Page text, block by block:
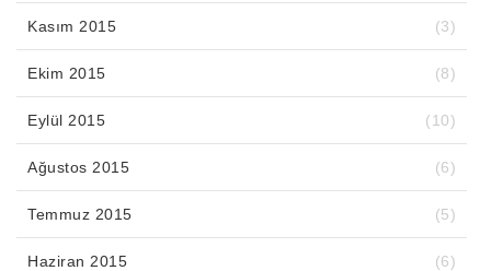
Kasım 2015 (3)
Ekim 2015 (8)
Eylül 2015 (10)
Ağustos 2015 (6)
Temmuz 2015 (5)
Haziran 2015 (6)